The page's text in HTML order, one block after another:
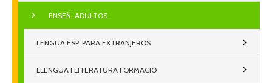
ENSEÑ. ADULTOS
LENGUA ESP. PARA EXTRANJEROS
LLENGUA I LITERATURA FORMACIÒ